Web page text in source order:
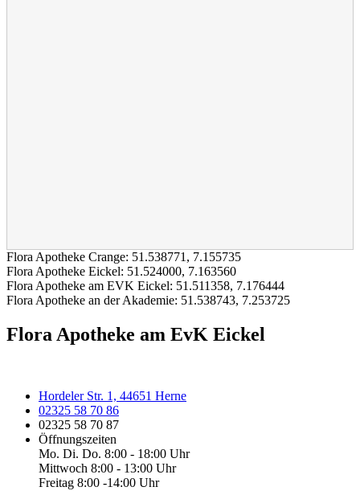
Flora Apotheke Crange: 51.538771 , 7.155735
Flora Apotheke Eickel: 51.524000, 7.163560
Flora Apotheke am EVK Eickel: 51.511358, 7.176444
Flora Apotheke an der Akademie: 51.538743, 7.253725
Flora Apotheke am EvK Eickel
Hordeler Str. 1, 44651 Herne
02325 58 70 86
02325 58 70 87
Öffnungszeiten
Mo. Di. Do. 8:00 - 18:00 Uhr
Mittwoch 8:00 - 13:00 Uhr
Freitag 8:00 -14:00 Uhr